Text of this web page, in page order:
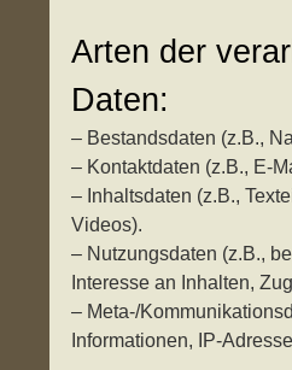
Arten der
Daten:
– Bestandsdaten (z.B.,
– Kontaktdaten (z.B., E-
– Inhaltsdaten (z.B.,
Videos).
– Nutzungsdaten (z.B.,
Interesse an Inhalten,
– Meta-/
Informationen, IP-